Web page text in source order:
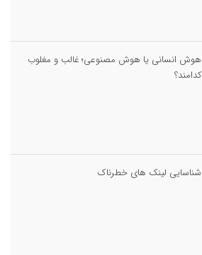
هوش انسانی یا هوش مصنوعی؛ غالب و مغلوب
کدامند؟
شناسایی لینک های خطرناک